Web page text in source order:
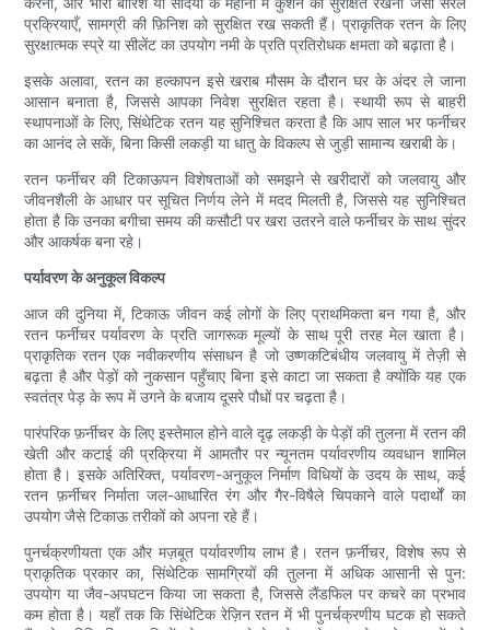
प्रक्रियाएँ, सामग्री की फ़िनिश को सुरक्षित रख सकती हैं। प्राकृतिक रतन के लिए
सुरक्षात्मक स्प्रे या सीलेंट का उपयोग नमी के प्रति प्रतिरोधक क्षमता को बढ़ाता है।
इसके अलावा, रतन का हल्कापन इसे खराब मौसम के दौरान घर के अंदर ले जाना
आसान बनाता है, जिससे आपका निवेश सुरक्षित रहता है। स्थायी रूप से बाहरी
स्थापनाओं के लिए, सिंथेटिक रतन यह सुनिश्चित करता है कि आप साल भर फर्नीचर
का आनंद ले सकें, बिना किसी लकड़ी या धातु के विकल्प से जुड़ी सामान्य खराबी के।
रतन फर्नीचर की टिकाऊपन विशेषताओं को समझने से खरीदारों को जलवायु और
जीवनशैली के आधार पर सूचित निर्णय लेने में मदद मिलती है, जिससे यह सुनिश्चित
होता है कि उनका बगीचा समय की कसौटी पर खरा उतरने वाले फर्नीचर के साथ सुंदर
और आकर्षक बना रहे।
पर्यावरण के अनुकूल विकल्प
आज की दुनिया में, टिकाऊ जीवन कई लोगों के लिए प्राथमिकता बन गया है, और
रतन फर्नीचर पर्यावरण के प्रति जागरूक मूल्यों के साथ पूरी तरह मेल खाता है।
प्राकृतिक रतन एक नवीकरणीय संसाधन है जो उष्णकटिबंधीय जलवायु में तेज़ी से
बढ़ता है और पेड़ों को नुकसान पहुँचाए बिना इसे काटा जा सकता है क्योंकि यह एक
स्वतंत्र पेड़ के रूप में उगने के बजाय दूसरे पौधों पर चढ़ता है।
पारंपरिक फ़र्नीचर के लिए इस्तेमाल होने वाले दृढ़ लकड़ी के पेड़ों की तुलना में रतन की
खेती और कटाई की प्रक्रिया में आमतौर पर न्यूनतम पर्यावरणीय व्यवधान शामिल
होता है। इसके अतिरिक्त, पर्यावरण-अनुकूल निर्माण विधियों के उदय के साथ, कई
रतन फ़र्नीचर निर्माता जल-आधारित रंग और गैर-विषैले चिपकाने वाले पदार्थों का
उपयोग जैसे टिकाऊ तरीकों को अपना रहे हैं।
पुनर्चक्रणीयता एक और मज़बूत पर्यावरणीय लाभ है। रतन फ़र्नीचर, विशेष रूप से
प्राकृतिक प्रकार का, सिंथेटिक सामग्रियों की तुलना में अधिक आसानी से पुन:
उपयोग या जैव-अपघटन किया जा सकता है, जिससे लैंडफिल पर कचरे का प्रभाव
कम होता है। यहाँ तक कि सिंथेटिक रेज़िन रतन में भी पुनर्चक्रणीय घटक हो सकते